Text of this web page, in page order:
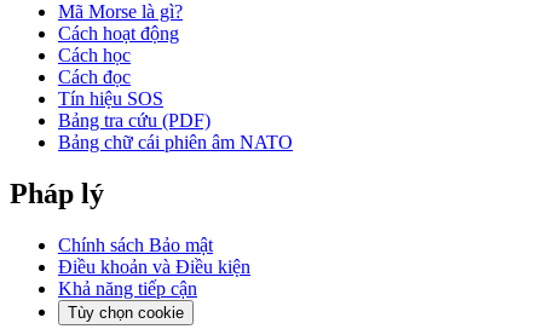
Mã Morse là gì?
Cách hoạt động
Cách học
Cách đọc
Tín hiệu SOS
Bảng tra cứu (PDF)
Bảng chữ cái phiên âm NATO
Pháp lý
Chính sách Bảo mật
Điều khoản và Điều kiện
Khả năng tiếp cận
Tùy chọn cookie